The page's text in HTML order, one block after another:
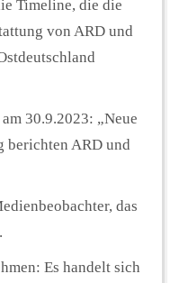
Timeline, die die
von ARD und
30.9.2023: „Neue
berichten ARD und
das
Es handelt sich